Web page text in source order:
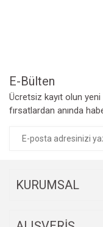
E-Bülten
Ücretsiz kayıt olun
fırsatlardan anında
KURUMSAL